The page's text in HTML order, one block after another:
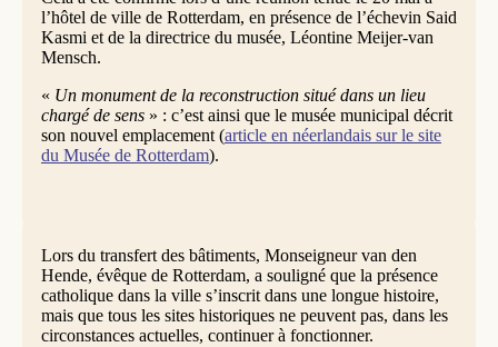
l’hôtel de ville de Rotterdam, en présence de l’échevin Said
Kasmi et de la directrice du musée, Léontine Meijer-van
Mensch.
« Un monument de la reconstruction situé dans un lieu
chargé de sens » : c’est ainsi que le musée municipal décrit
son nouvel emplacement (article en néerlandais sur le site
du Musée de Rotterdam).
Lors du transfert des bâtiments, Monseigneur van den
Hende, évêque de Rotterdam, a souligné que la présence
catholique dans la ville s’inscrit dans une longue histoire,
mais que tous les sites historiques ne peuvent pas, dans les
circonstances actuelles, continuer à fonctionner.